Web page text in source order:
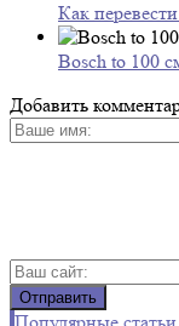
Как
Bosch to 100
Добавить